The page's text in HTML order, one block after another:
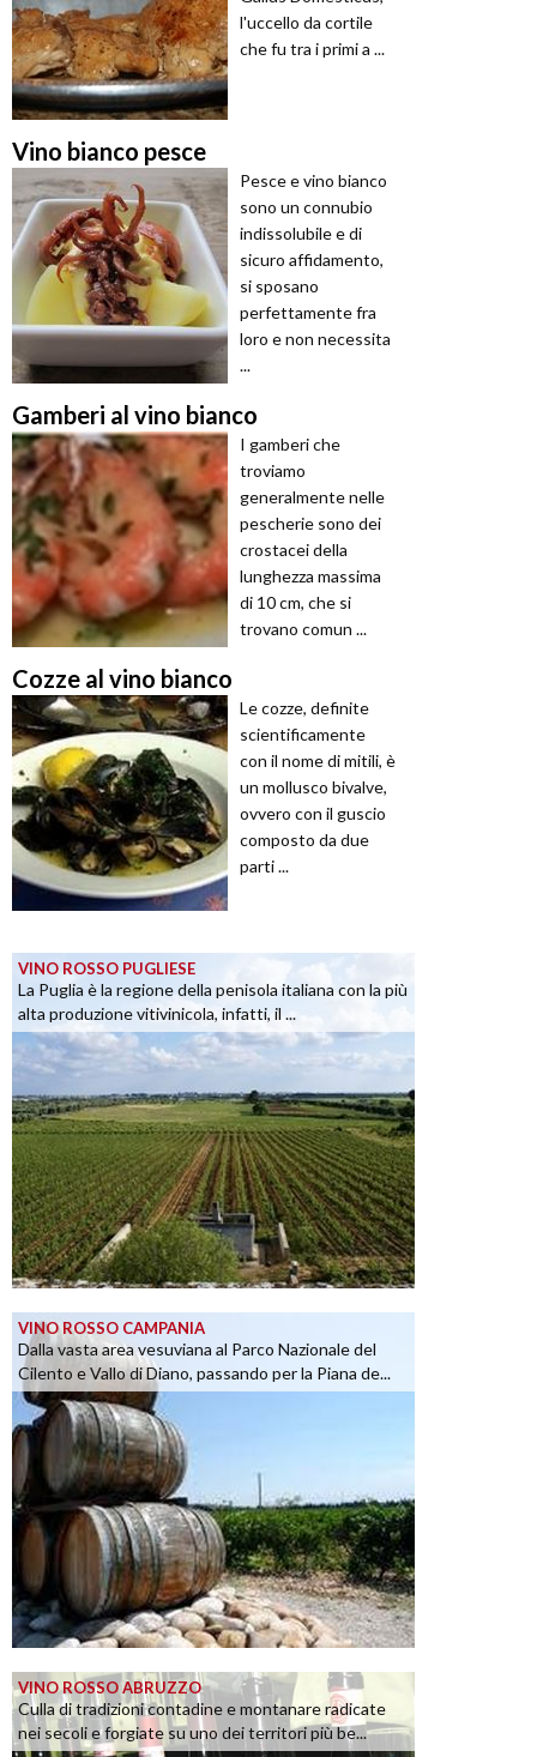
l'uccello da cortile
che fu tra i primi a ...
Vino bianco pesce
Pesce e vino bianco
sono un connubio
indissolubile e di
sicuro affidamento,
si sposano
perfettamente fra
loro e non necessita
...
Gamberi al vino bianco
I gamberi che
troviamo
generalmente nelle
pescherie sono dei
crostacei della
lunghezza massima
di 10 cm, che si
trovano comun ...
Cozze al vino bianco
Le cozze, definite
scientificamente
con il nome di mitili, è
un mollusco bivalve,
ovvero con il guscio
composto da due
parti ...
VINO ROSSO PUGLIESE
La Puglia è la regione della penisola italiana con la più
alta produzione vitivinicola, infatti, il ...
VINO ROSSO CAMPANIA
Dalla vasta area vesuviana al Parco Nazionale del
Cilento e Vallo di Diano, passando per la Piana de...
VINO ROSSO ABRUZZO
Culla di tradizioni contadine e montanare radicate
nei secoli e forgiate su uno dei territori più be...